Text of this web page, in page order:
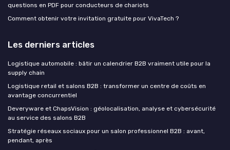
questions en PDF pour conducteurs de chariots
Comment obtenir votre invitation gratuite pour VivaTech ?
Les derniers articles
Logistique automobile : bâtir un calendrier B2B vraiment utile pour la
supply chain
Logistique retail et salons B2B : transformer un centre de coûts en
avantage concurrentiel
Deveryware et ChapsVision : géolocalisation, analyse et cybersécurité
au service des salons B2B
Stratégie réseaux sociaux pour un salon professionnel B2B : avant,
pendant, après